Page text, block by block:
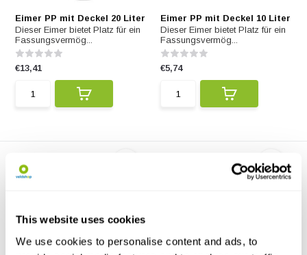
This website uses cookies
We use cookies to personalise content and ads, to
Eimer PP mit Deckel 20 Liter
Dieser Eimer bietet Platz für ein
Fassungsvermög...
€13,41
Eimer PP mit Deckel 10 Liter
Dieser Eimer bietet Platz für ein
Fassungsvermög...
€5,74
Sea to Summit Faltbarer
Sea to Summit Faltbarer